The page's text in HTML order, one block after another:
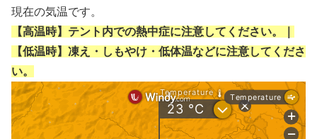
現在の気温です。
【高温時】テント内での熱中症に注意してください。｜
【低温時】凍え・しもやけ・低体温などに注意してくださ
い。